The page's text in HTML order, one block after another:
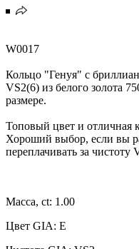
W0017
Кольцо "Генуя" с
VS2(6) из белого золота
размере.
Топовый цвет и отличная
Хороший выбор, если вы
переплачивать за чистоту
Масса, ct: 1.00
Цвет GIA: E